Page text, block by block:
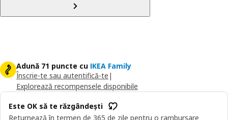
Adună 71 puncte cu IKEA Family
Înscrie-te sau autentifică-te |
Explorează recompensele disponibile
Este OK să te răzgândești
Returnează în termen de 365 de zile pentru o rambursare